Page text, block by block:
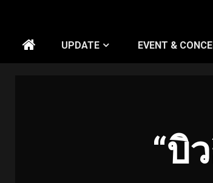
UPDATE EVENT &
“บิ